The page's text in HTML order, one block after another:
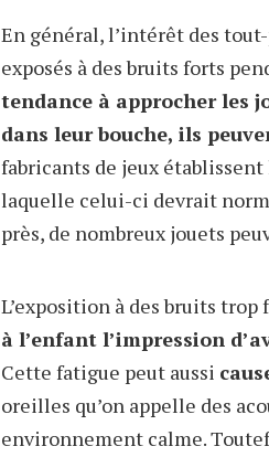
En général, l’intérêt des
exposés à des bruits forts
tendance à approcher les
dans leur bouche, ils
fabricants de jeux
laquelle celui-ci devrait
près, de nombreux jouets
L’exposition à des bruits
à l’enfant l’impression
Cette fatigue peut aussi
oreilles qu’on appelle des
environnement calme.